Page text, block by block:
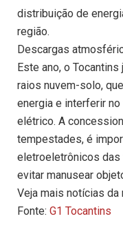
distribuição de
região.
Descargas
Este ano, o
raios nuvem-solo,
energia e interferir
elétrico. A
tempestades, é
eletroeletrônicos das
evitar manusear
Veja mais notícias da
Fonte: G1 Tocantins